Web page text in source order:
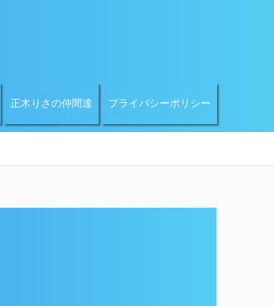
正木りさの仲間達 プライバシーポリシー